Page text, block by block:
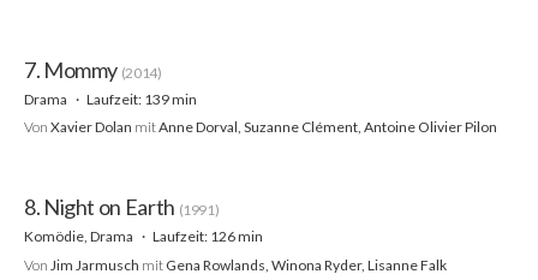
7. Mommy (2014)
Drama
Laufzeit: 139 min
Von Xavier Dolan mitAnne Dorval, Suzanne Clément, Antoine Olivier Pilon
8. Night on Earth (1991)
Komödie, Drama
Laufzeit: 126 min
Von Jim Jarmusch mit Gena Rowlands, Winona Ryder, Lisanne Falk